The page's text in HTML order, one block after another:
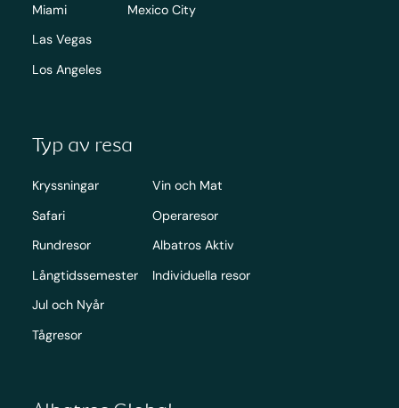
Miami
Las Vegas
Los Angeles
Mexico City
Typ av resa
Kryssningar
Safari
Rundresor
Långtidssemester
Jul och Nyår
Tågresor
Vin och Mat
Operaresor
Albatros Aktiv
Individuella resor